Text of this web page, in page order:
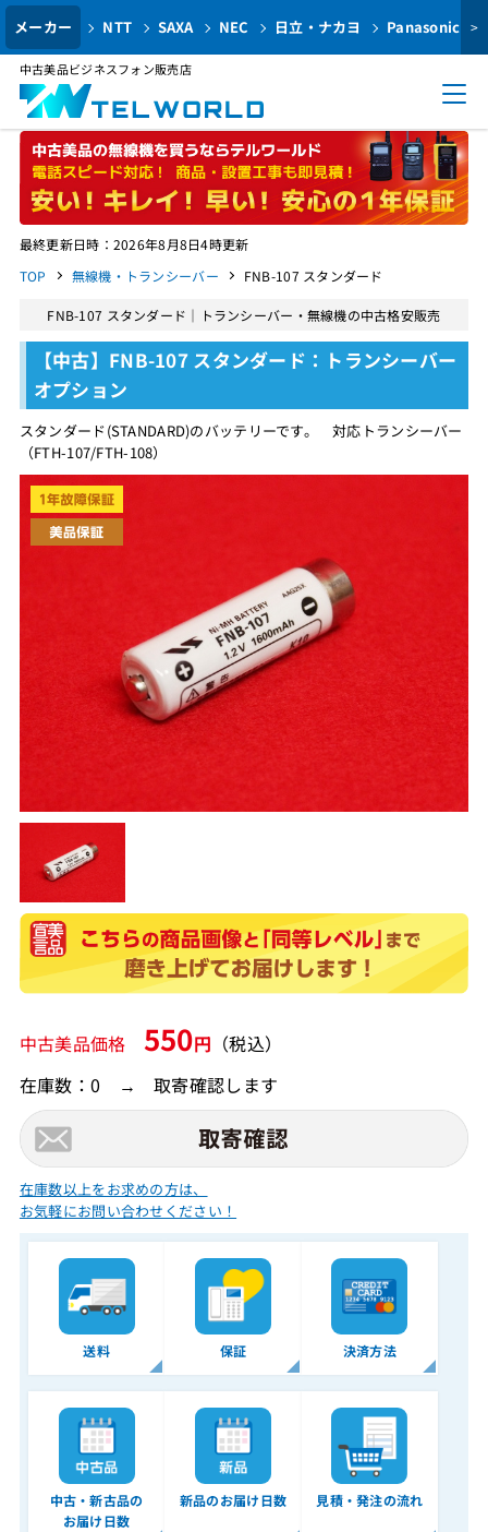
メーカー NTT SAXA NEC 日立・ナカヨ Panasonic >
中古美品ビジネスフォン販売店
最終更新日時：2026年8月8日4時更新
TOP
無線機・トランシーバー FNB-107 スタンダード
FNB-107 スタンダード｜トランシーバー・無線機の中古格安販売
【中古】FNB-107 スタンダード：トランシーバー
オプション
スタンダード(STANDARD)のバッテリーです。 対応トランシーバー
（FTH-107/FTH-108）
中古美品価格 550円 （税込）
在庫数：0 → 取寄確認します
在庫数以上をお求めの方は、
お気軽にお問い合わせください！
送料 保証 決済方法
中古・新古品の
お届け日数
新品のお届け日数 見積・発注の流れ